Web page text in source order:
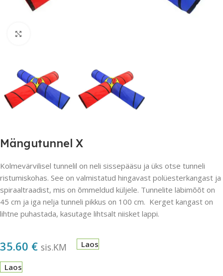
Mängutunnel X
Kolmevärvilisel tunnelil on neli sissepääsu ja üks otse tunneli
ristumiskohas. See on valmistatud hingavast polüesterkangast ja
spiraaltraadist, mis on õmmeldud küljele. Tunnelite läbimõõt on
45 cm ja iga nelja tunneli pikkus on 100 cm. Kerget kangast on
lihtne puhastada, kasutage lihtsalt niisket lappi.
35.60 € sis.KM Laos
Laos